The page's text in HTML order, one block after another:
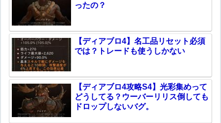
ったの？
【ディアブロ4】名工品リセット必須
では？トレードも使うしかない
【ディアブロ4攻略S4】光彩集めって
どうしてる？ウーバーリリス倒しても
ドロップしないバグ。